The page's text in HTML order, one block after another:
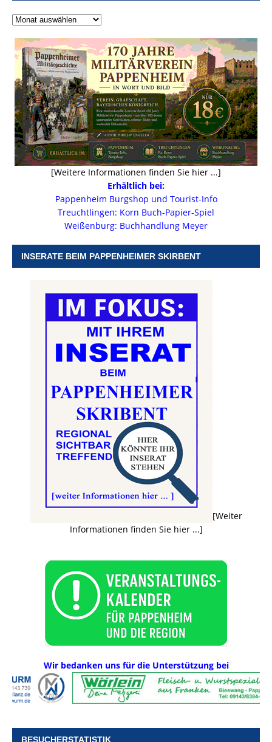
[Weitere Informationen finden Sie hier ...]
Erhältlich bei:
Pappenheim Burgshop und Tourist-Info
Treuchtlingen: Korn Buch-Papier-Spiel
Weißenburg: Buchhandlung Meyer
INSERATE BEIM PAPPENHEIMER SKIRBENT
[Weiter
Informationen finden Sie hier ...]
Wir bedanken uns für die Unterstützung bei
BESUCHERSTATISTIK